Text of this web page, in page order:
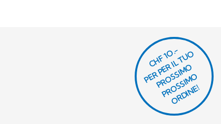
CHF 1O.-
P
E
R
P
E
R I
L
T
U
O
P
R
O
S
SI
M
O
P
R
O
S
SI
M
O
O
R
DI
N
E!